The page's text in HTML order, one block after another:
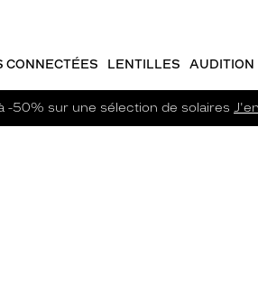
CONNECTÉES LENTILLES AUDITION
-50% sur une sélection de solaires